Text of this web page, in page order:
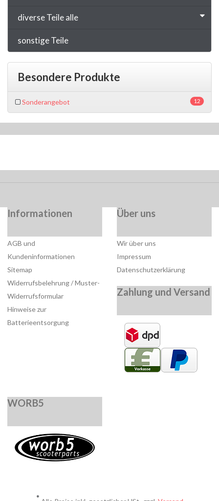
diverse Teile alle
sonstige Teile
Besondere Produkte
12
Sonderangebot
Informationen
AGB und
Kundeninformationen
Sitemap
Widerrufsbelehrung / Muster-
Widerrufsformular
Hinweise zur
Batterieentsorgung
Über uns
Wir über uns
Impressum
Datenschutzerklärung
Zahlung und Versand
WORB5
*